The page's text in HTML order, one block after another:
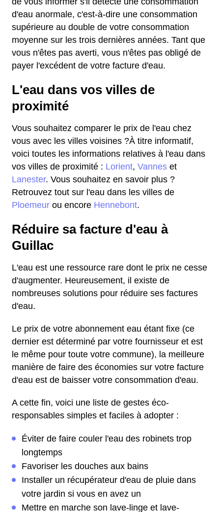
d'eau anormale, c'est-à-dire une consommation
supérieure au double de votre consommation
moyenne sur les trois dernières années. Tant que
vous n'êtes pas averti, vous n'êtes pas obligé de
payer l'excédent de votre facture d'eau.
L'eau dans vos villes de
proximité
Vous souhaitez comparer le prix de l'eau chez
vous avec les villes voisines ?À titre informatif,
voici toutes les informations relatives à l'eau dans
vos villes de proximité : Lorient, Vannes et
Lanester. Vous souhaitez en savoir plus ?
Retrouvez tout sur l'eau dans les villes de
Ploemeur ou encore Hennebont.
Réduire sa facture d'eau à
Guillac
L'eau est une ressource rare dont le prix ne cesse
d'augmenter. Heureusement, il existe de
nombreuses solutions pour réduire ses factures
d'eau.
Le prix de votre abonnement eau étant fixe (ce
dernier est déterminé par votre fournisseur et est
le même pour toute votre commune), la meilleure
manière de faire des économies sur votre facture
d'eau est de baisser votre consommation d'eau.
A cette fin, voici une liste de gestes éco-
responsables simples et faciles à adopter :
Éviter de faire couler l'eau des robinets trop
longtemps
Favoriser les douches aux bains
Installer un récupérateur d'eau de pluie dans
votre jardin si vous en avez un
Mettre en marche son lave-linge et lave-